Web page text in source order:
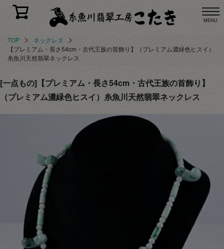
MENU
TOP
ネックレス
【プレミアム・長さ54cm・古代王族の首飾り】（プレミアム濃緑色ヒスイ）
糸魚川天然翡翠ネックレス
[一点もの]【プレミアム・長さ54cm・古代王族の首飾り】
（プレミアム濃緑色ヒスイ）糸魚川天然翡翠ネックレス